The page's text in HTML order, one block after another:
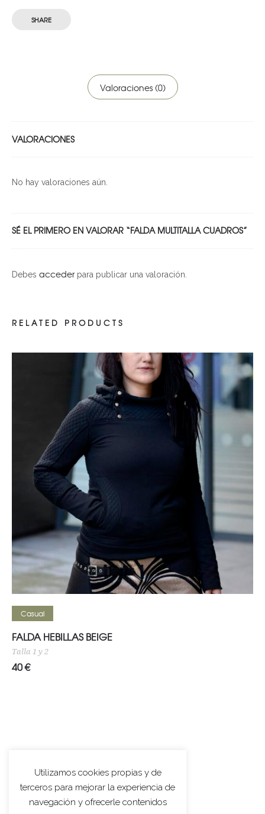
SHARE
Valoraciones (0)
VALORACIONES
No hay valoraciones aún.
SÉ EL PRIMERO EN VALORAR “FALDA MULTITALLA CUADROS”
Debes acceder para publicar una valoración.
RELATED PRODUCTS
Añadir al carrito
Casual
FALDA HEBILLAS BEIGE
Talla 1 y 2
40€
Utilizamos cookies propias y de
terceros para mejorar la experiencia de
navegación y ofrecerle contenidos